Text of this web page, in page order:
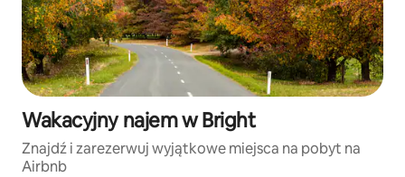
Wakacyjny najem w Bright
Znajdź i zarezerwuj wyjątkowe miejsca na pobyt na
Airbnb